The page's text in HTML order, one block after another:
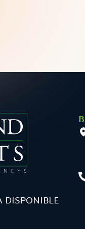
DISPONIBLE